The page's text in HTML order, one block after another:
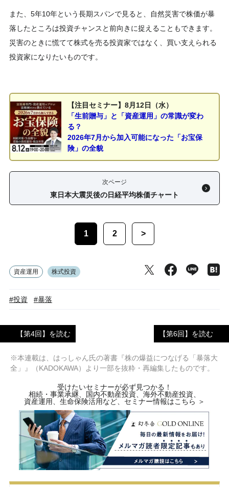
また、5年10年という長期スパンで見ると、自然災害で株価が暴
落したところは投資チャンスと前向きに捉えることもできます。
災害のときに慌てて株式を売る投資家ではなく、買い支えられる
投資家になりたいものです。
【注目セミナー】8月12日（水）
「生前贈与」と「資産運用」の常識が変わ
る？
2026年7月から加入可能になった「お宝保
険」の全貌
次ページ
東日本大震災後の日経平均株価チャート
1 2 >
資産運用 株式投資
#投資 #暴落
【第4回】を読む 【第6回】を読む
※本連載は、はっしゃん氏の著書『株の爆益につなげる「暴落大
全」』（KADOKAWA）より一部を抜粋・再編集したものです。
受けたいセミナーが必ず見つかる！
相続・事業承継、国内不動産投資、海外不動産投資、
資産運用、生命保険活用など、セミナー情報はこちら ＞